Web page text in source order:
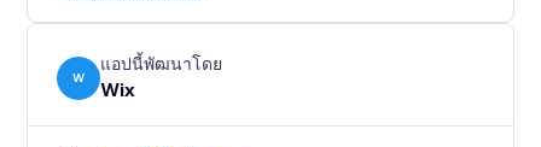
W
แอปนี้พัฒนาโดย
Wix